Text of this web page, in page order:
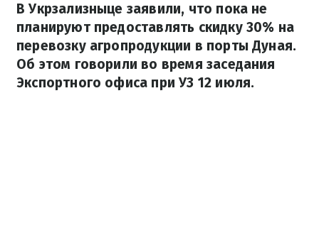
В Укрзализныце заявили, что пока не
планируют предоставлять скидку 30% на
перевозку агропродукции в порты Дуная.
Об этом говорили во время заседания
Экспортного офиса при УЗ 12 июля.